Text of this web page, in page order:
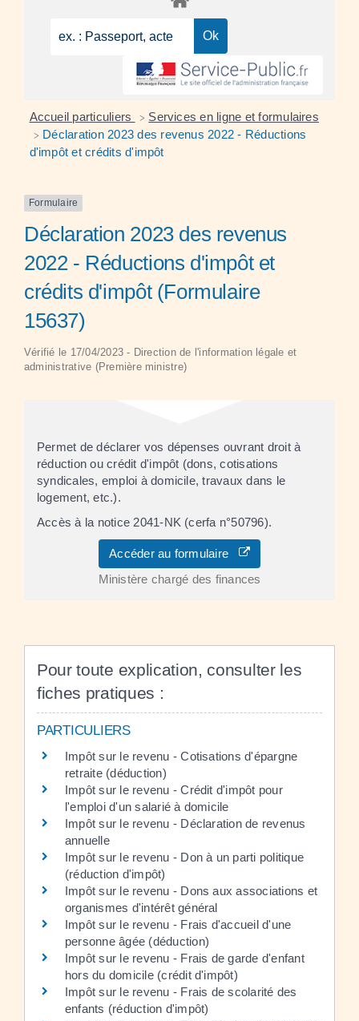
Accueil particuliers > Services en ligne et formulaires
> Déclaration 2023 des revenus 2022 - Réductions
d'impôt et crédits d'impôt
Formulaire
Déclaration 2023 des revenus
2022 - Réductions d'impôt et
crédits d'impôt (Formulaire
15637)
Vérifié le 17/04/2023 - Direction de l'information légale et
administrative (Première ministre)
Permet de déclarer vos dépenses ouvrant droit à
réduction ou crédit d'impôt (dons, cotisations
syndicales, emploi à domicile, travaux dans le
logement, etc.).
Accès à la notice 2041-NK (cerfa n°50796).
Accéder au formulaire
Ministère chargé des finances
Pour toute explication, consulter les
fiches pratiques :
PARTICULIERS
Impôt sur le revenu - Cotisations d'épargne
retraite (déduction)
Impôt sur le revenu - Crédit d'impôt pour
l'emploi d'un salarié à domicile
Impôt sur le revenu - Déclaration de revenus
annuelle
Impôt sur le revenu - Don à un parti politique
(réduction d'impôt)
Impôt sur le revenu - Dons aux associations et
organismes d'intérêt général
Impôt sur le revenu - Frais d'accueil d'une
personne âgée (déduction)
Impôt sur le revenu - Frais de garde d'enfant
hors du domicile (crédit d'impôt)
Impôt sur le revenu - Frais de scolarité des
enfants (réduction d'impôt)